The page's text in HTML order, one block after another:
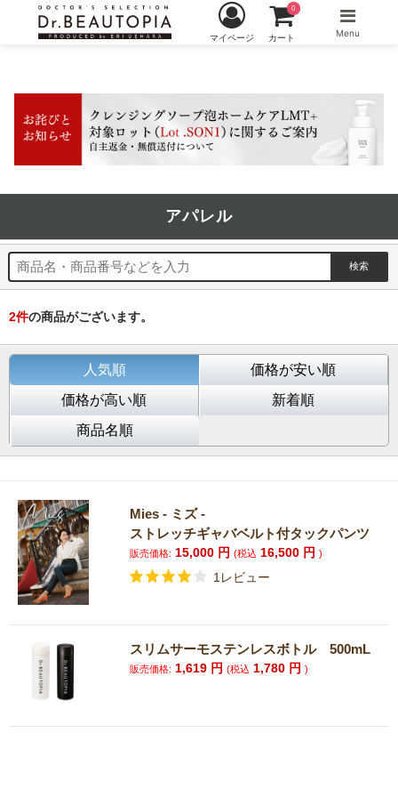
マイページ カート
0
Menu
アパレル
2件の商品がございます。
人気順
価格が安い順
価格が高い順
新着順
商品名順
Mies - ミズ -
ストレッチギャバベルト付タックパンツ
販売価格: 15,000 円(税込 16,500 円)
1レビュー
スリムサーモステンレスボトル 500mL
販売価格: 1,619 円(税込 1,780 円)